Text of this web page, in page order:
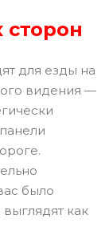
сторон
для езды на
видения —
было
как